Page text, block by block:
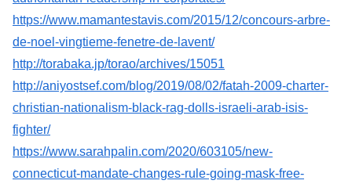
https://www.mamantestavis.com/2015/12/concours-arbre-
de-noel-vingtieme-fenetre-de-lavent/
http://torabaka.jp/torao/archives/15051
http://aniyostsef.com/blog/2019/08/02/fatah-2009-charter-
christian-nationalism-black-rag-dolls-israeli-arab-isis-
fighter/
https://www.sarahpalin.com/2020/603105/new-
connecticut-mandate-changes-rule-going-mask-free-